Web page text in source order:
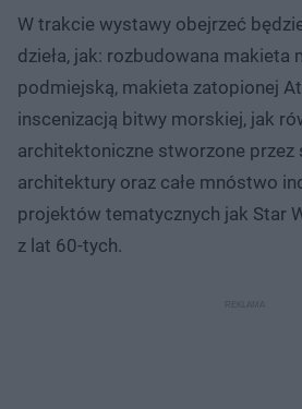
W trakcie wystawy obejrzeć
dzieła, jak: rozbudowana makieta
podmiejską, makieta zatopionej
inscenizacją bitwy morskiej, jak
architektoniczne stworzone przez
architektury oraz całe mnóstwo
projektów tematycznych jak Star
z lat 60-tych.